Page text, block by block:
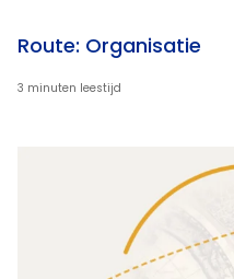
Route: Organisatie
3 minuten leestijd